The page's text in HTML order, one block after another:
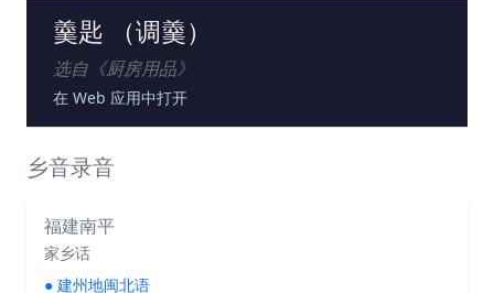
羹匙 （调羹）
选自《厨房用品》
在 Web 应用中打开
乡音录音
福建南平
家乡话
● 建州地闽北语